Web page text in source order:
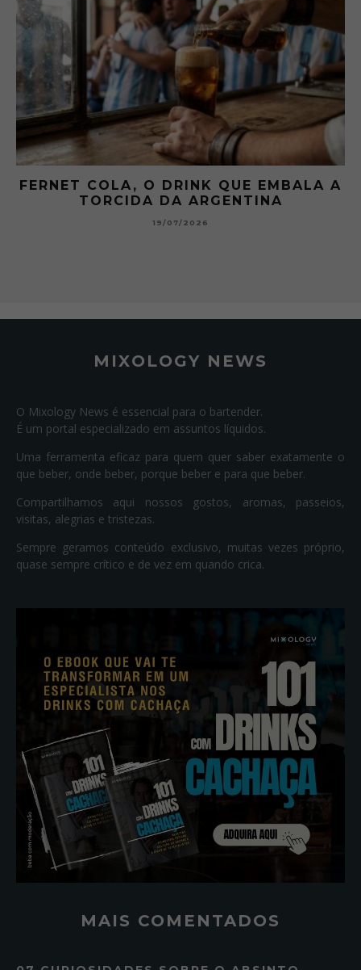
FERNET COLA, O DRINK QUE EMBALA A
TORCIDA DA ARGENTINA
19/07/2026
MIXOLOGY NEWS
O Mixology News é essencial para o bartender.
É um portal especializado em assuntos líquidos.
Uma ferramenta eficaz para quem quer saber exatamente o
que beber, onde beber, porque beber e para que beber.
Compartilhamos aqui nossos gostos, aromas, passeios,
visitas, alegrias e tristezas.
Sempre geramos conteúdo exclusivo, muitas vezes próprio,
quase sempre crítico e de vez em quando crica.
MAIS COMENTADOS